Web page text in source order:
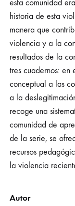
esta comunidad
historia de esta
manera que
violencia y a la
resultados de la
tres cuadernos:
conceptual a las
a la
recoge una
comunidad de
de la serie, se
recursos
la violencia
Autor